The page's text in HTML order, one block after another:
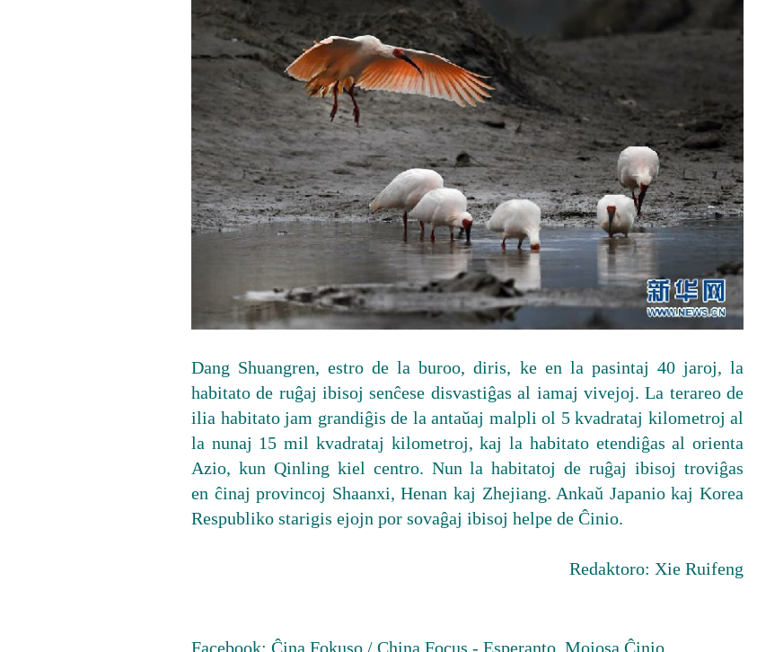
Dang Shuangren, estro de la buroo, diris, ke en la pasintaj 40 jaroj, la
habitato de ruĝaj ibisoj senĉese disvastiĝas al iamaj vivejoj. La terareo de
ilia habitato jam grandiĝis de la antaŭaj malpli ol 5 kvadrataj kilometroj al
la nunaj 15 mil kvadrataj kilometroj, kaj la habitato etendiĝas al orienta
Azio, kun Qinling kiel centro. Nun la habitatoj de ruĝaj ibisoj troviĝas
en ĉinaj provincoj Shaanxi, Henan kaj Zhejiang. Ankaŭ Japanio kaj Korea
Respubliko starigis ejojn por sovaĝaj ibisoj helpe de Ĉinio.
Redaktoro: Xie Ruifeng
Facebook: Ĉina Fokuso / China Focus - Esperanto Mojosa Ĉinio